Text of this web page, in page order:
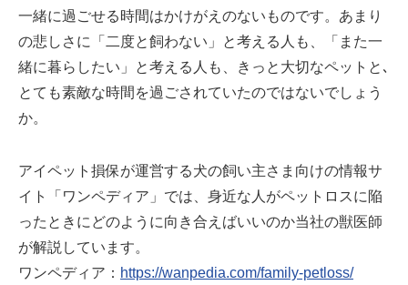
一緒に過ごせる時間はかけがえのないものです。あまり
の悲しさに「二度と飼わない」と考える人も、「また一
緒に暮らしたい」と考える人も、きっと大切なペットと､
とても素敵な時間を過ごされていたのではないでしょう
か。
アイペット損保が運営する犬の飼い主さま向けの情報サ
イト「ワンペディア」では、身近な人がペットロスに陥
ったときにどのように向き合えばいいのか当社の獣医師
が解説しています。
ワンペディア： https://wanpedia.com/family-petloss/